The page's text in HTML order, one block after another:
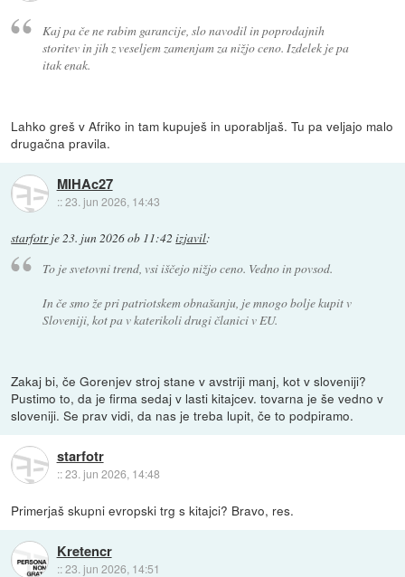
Kaj pa če ne rabim garancije, slo navodil in poprodajnih
storitev in jih z veseljem zamenjam za nižjo ceno. Izdelek je pa
itak enak.
Lahko greš v Afriko in tam kupuješ in uporabljaš. Tu pa veljajo malo
drugačna pravila.
MIHAc27
::23. jun 2026, 14:43
starfotrje23. jun 2026 ob 11:42 izjavil:
To je svetovni trend, vsi iščejo nižjo ceno. Vedno in povsod.
In če smo že pri patriotskem obnašanju, je mnogo bolje kupit v
Sloveniji, kot pa v katerikoli drugi članici v EU.
Zakaj bi, če Gorenjev stroj stane v avstriji manj, kot v sloveniji?
Pustimo to, da je firma sedaj v lasti kitajcev. tovarna je še vedno v
sloveniji. Se prav vidi, da nas je treba lupit, če to podpiramo.
starfotr
::23. jun 2026, 14:48
Primerjaš skupni evropski trg s kitajci? Bravo, res.
Kretencr
::23. jun 2026, 14:51